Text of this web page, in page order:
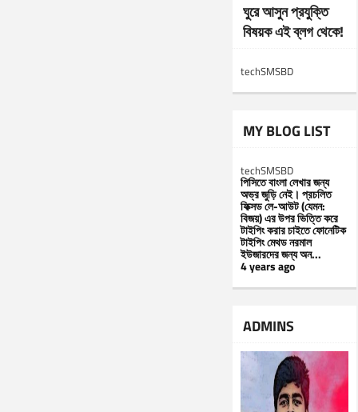
ঘুরে আসুন প্রযুক্তি
বিষয়ক এই ব্লগ থেকে!
techSMSBD
MY BLOG LIST
techSMSBD
পিসিতে বাংলা লেখার জন্য
অভ্র জুড়ি নেই। প্রচলিত
ফিক্সড লে-আউট (যেমন:
বিজয়) এর উপর ভিত্তি করে
টাইপিং করার চাইতে ফোনেটিক
টাইপিং মেথড নরমাল
ইউজারদের জন্য অন...
4 years ago
ADMINS